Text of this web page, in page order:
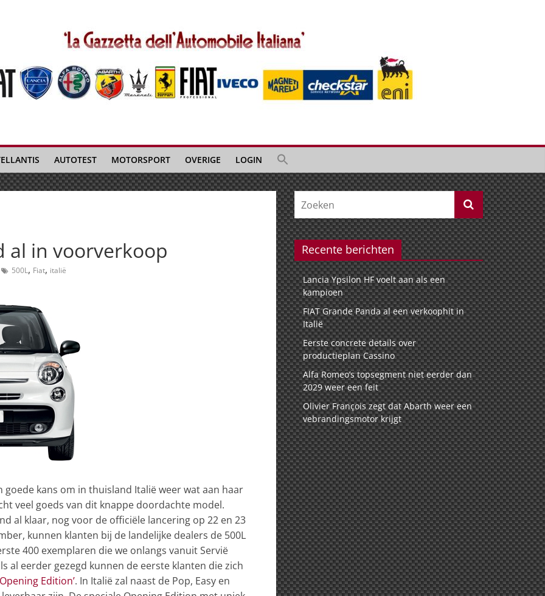
AUTOTEST MOTORSPORT OVERIGE LOGIN
al in voorverkoop
500L, Fiat, italië
goede kans om in thuisland Italië weer wat aan haar
veel goeds van dit knappe doordachte model.
al klaar, nog voor de officiële lancering op 22 en 23
kunnen klanten bij de landelijke dealers de 500L
400 exemplaren die we onlangs vanuit Servië
al eerder gezegd kunnen de eerste klanten die zich
Edition’. In Italië zal naast de Pop, Easy en
Recente berichten
Lancia Ypsilon HF voelt aan als een
kampioen
FIAT Grande Panda al een verkoophit in
Italië
Eerste concrete details over
productieplan Cassino
Alfa Romeo’s topsegment niet eerder dan
2029 weer een feit
Olivier François zegt dat Abarth weer een
vebrandingsmotor krijgt